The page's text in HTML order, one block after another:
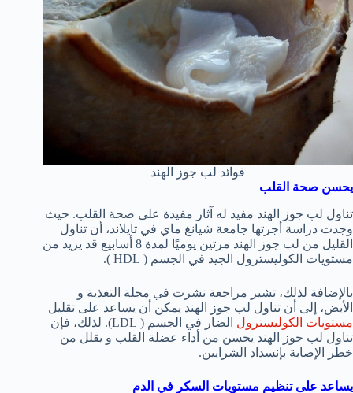
فوائد لب جوز الهند
يحسن صحة القلب
تناول لب جوز الهند مفيد له آثار مفيدة على صحة القلب. حيث
وجدت دراسة أجرتها جامعة شيانغ ماي في تايلاند، أن تناول
القليل من لب جوز الهند مرتين يوميًا لمدة 8 أسابيع قد يزيد من
مستويات الكوليسترول الجيد في الجسم ( HDL ).
بالإضافة لذلك، تشير مراجعة نشرت في مجلة التغذية و
الأيض، إلى أن تناول لب جوز الهند يمكن أن يساعد على تقليل
مستويات الكوليسترول
الضار في الجسم ( LDL). لذلك، فإن
تناول لب جوز الهند يحسن من أداء عضلة القلب و يقلل من
خطر الإصابة بإنسداد الشرايين.
يساعد على تنظيم مستويات السكر في الدم